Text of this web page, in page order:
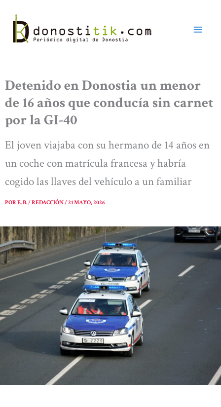
contenido
Detenido en Donostia un menor
de 16 años que conducía sin carnet
por la GI-40
El joven viajaba con su hermano de 14 años en
un coche con matrícula francesa y habría
cogido las llaves del vehículo a un familiar
PORE. B. / REDACCIÓN/21 MAYO, 2026